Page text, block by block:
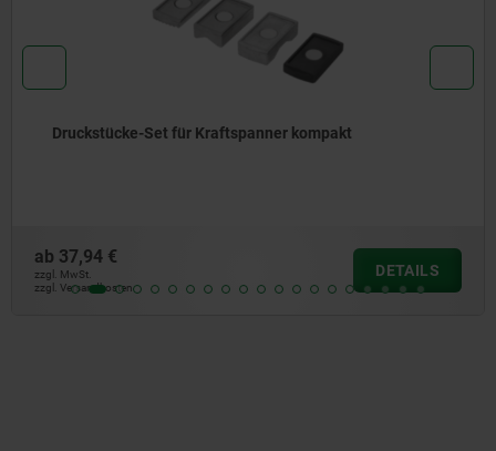
kompakt
Spannhaken Stahl, mit Bund
zzgl. Versandkosten